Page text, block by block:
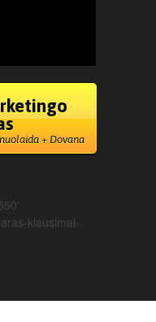
+ Dovana
klausimai-